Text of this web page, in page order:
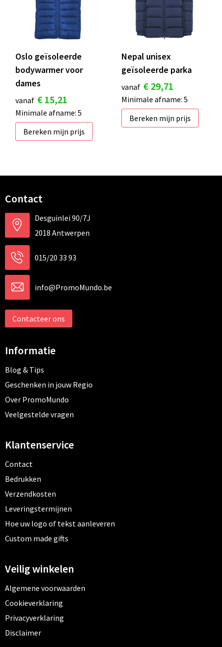
Oslo geïsoleerde
bodywarmer voor
dames
vanaf € 15,21
Minimale afname: 5
Bereken mijn prijs
Nepal unisex
geïsoleerde parka
vanaf € 29,71
Minimale afname: 5
Bereken mijn prijs
Contact
Desguinlei 90/7J
2018 Antwerpen
015/20 33 93
info@PromoMundo.be
Contacteer ons
Informatie
Blog & Tips
Geschenken in jouw Regio
Over PromoMundo
Veelgestelde vragen
Klantenservice
Contact
Bedrukken
Verzendkosten
Leveringstermijnen
Hoe uw logo of tekst aanleveren
Custom made gifts
Veilig winkelen
Algemene voorwaarden
Cookieverklaring
Privacyverklaring
Disclaimer